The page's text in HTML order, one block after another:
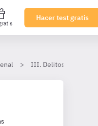
Hacer test gratis
III. Delitos y sus penas